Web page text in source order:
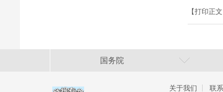
【打印正
国务院
关于我们
联